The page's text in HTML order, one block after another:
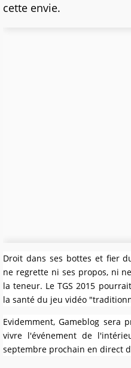
cette envie.
Droit dans ses bottes et fier
ne regrette ni ses propos, ni
la teneur. Le TGS 2015
la santé du jeu vidéo
Evidemment, Gameblog sera
vivre l'événement de
septembre prochain en direct